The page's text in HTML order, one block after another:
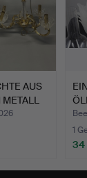
AUS
1
34